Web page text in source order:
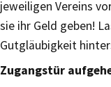
jeweiligen Vereins
sie ihr Geld geben!
Gutgläubigkeit
Zugangstür